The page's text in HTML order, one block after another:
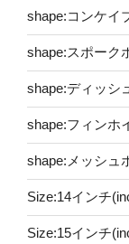
shape:コンケイ
shape:スポーク
shape:ディッシ
shape:フィンホ
shape:メッシュ
Size:14インチ
Size:15インチ